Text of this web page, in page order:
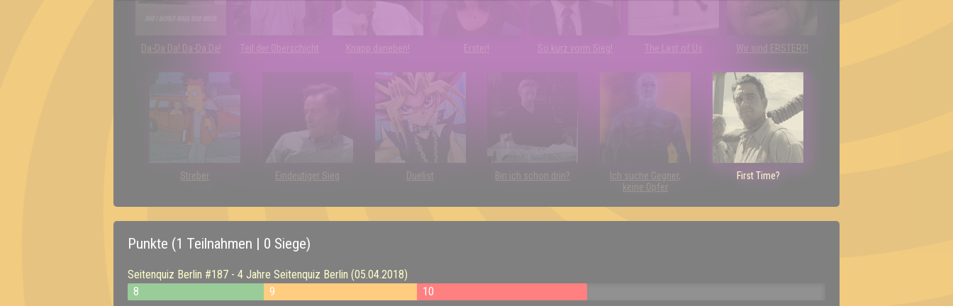
Da-Da Da! Da-Da Da! Teil der Oberschicht Knapp daneben! Erster! So kurz vorm Sieg! The Last of Us Wir sind ERSTER?!
Streber Eindeutiger Sieg Duelist Bin ich schon drin?
Ich suche Gegner,
keine Opfer
First Time?
Punkte (1 Teilnahmen | 0 Siege)
Seitenquiz Berlin #187 - 4 Jahre Seitenquiz Berlin (05.04.2018)
8
9 10